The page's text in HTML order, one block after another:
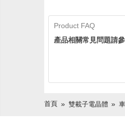
Product FAQ
產品相關常見問題請參
首頁 雙載子電晶體